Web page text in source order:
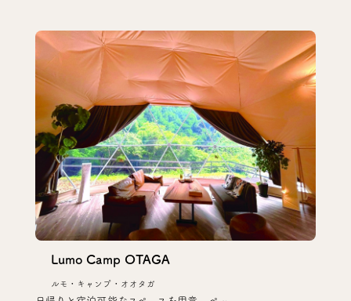
Lumo Camp OTAGA
ルモ・キャンプ・オオタガ